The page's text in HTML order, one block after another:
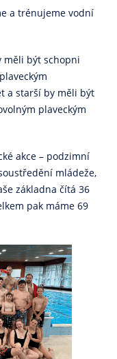
a trénujeme vodní
měli být schopni
a starší by měli být
plaveckým
akce – podzimní
mládeže,
základna čítá 36
pak máme 69